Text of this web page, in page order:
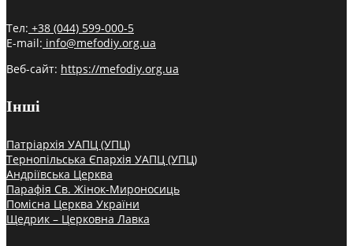
Тел: +38 (044) 599-000-5
E-mail: info@mefodiy.org.ua
Веб-сайт: https://mefodiy.org.ua
Інші
Патріархія УАПЦ (УПЦ)
Тернопільська Єпархія УАПЦ (УПЦ)
Андріївська Церква
Парафія Св. Жінок-Мироносиць
Помісна Церква України
Щедрик – Церковна Лавка